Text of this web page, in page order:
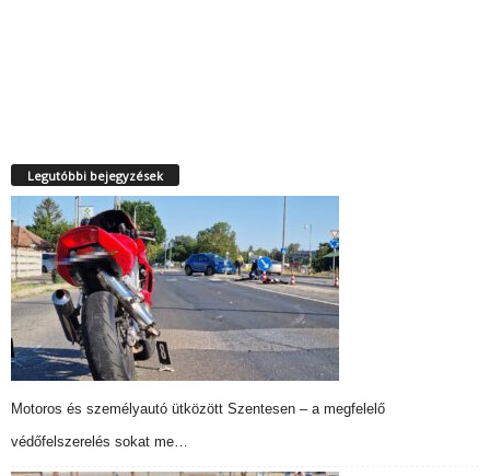
Legutóbbi bejegyzések
Motoros és személyautó ütközött Szentesen – a megfelelő
védőfelszerelés sokat me…